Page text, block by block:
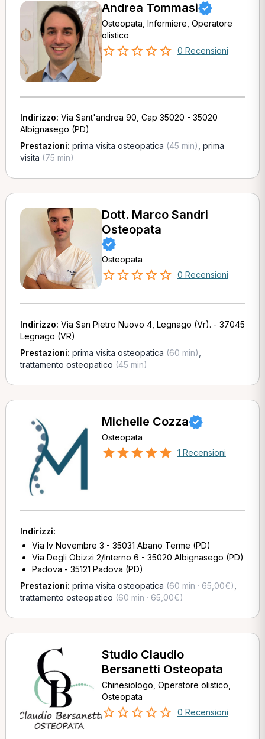
Andrea Tommasi
Osteopata, Infermiere, Operatore
olistico
0 Recensioni
Indirizzo: Via Sant'andrea 90, Cap 35020 - 35020
Albignasego (PD)
Prestazioni: prima visita osteopatica (45 min) prima
visita (75 min)
Dott. Marco Sandri
Osteopata
Osteopata
0 Recensioni
Indirizzo: Via San Pietro Nuovo 4, Legnago (Vr). - 37045
Legnago (VR)
Prestazioni: prima visita osteopatica (60 min)
trattamento osteopatico (45 min)
Michelle Cozza
Osteopata
1 Recensioni
Indirizzi:
Via Iv Novembre 3 - 35031 Abano Terme (PD)
Via Degli Obizzi 2/Interno 6 - 35020 Albignasego (PD)
Padova - 35121 Padova (PD)
Prestazioni: prima visita osteopatica (60 min · 65,00€)
trattamento osteopatico (60 min · 65,00€)
Studio Claudio
Bersanetti Osteopata
Chinesiologo, Operatore olistico,
Osteopata
0 Recensioni